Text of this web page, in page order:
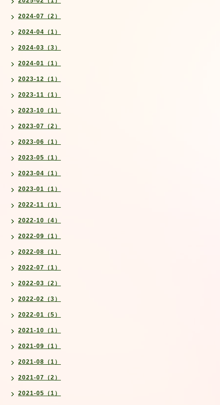
2024-07（2）
2024-04（1）
2024-03（3）
2024-01（1）
2023-12（1）
2023-11（1）
2023-10（1）
2023-07（2）
2023-06（1）
2023-05（1）
2023-04（1）
2023-01（1）
2022-11（1）
2022-10（4）
2022-09（1）
2022-08（1）
2022-07（1）
2022-03（2）
2022-02（3）
2022-01（5）
2021-10（1）
2021-09（1）
2021-08（1）
2021-07（2）
2021-05（1）